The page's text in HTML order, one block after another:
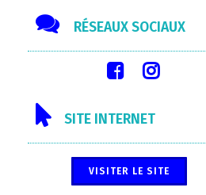
RÉSEAUX SOCIAUX
SITE INTERNET
VISITER LE SITE